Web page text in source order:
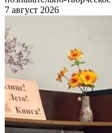
7 август 2026